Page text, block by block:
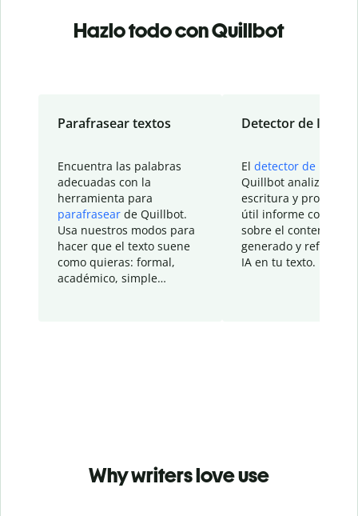
Hazlo todo con Quillbot
Parafrasear textos
Encuentra las palabras
adecuadas con la
herramienta para
parafrasear de Quillbot.
Usa nuestros modos para
hacer que el texto suene
como quieras: formal,
académico, simple…
Detector de IA
El detector de IA
Quillbot analiza tu
escritura y
útil informe con
sobre el contenido
generado y refinado
IA en tu texto.
Why writers love use